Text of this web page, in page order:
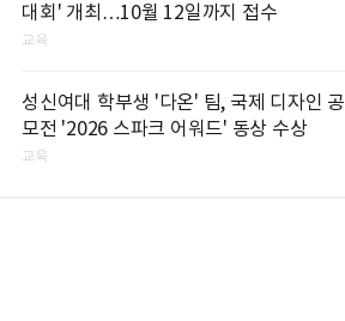
대회' 개최…10월 12일까지 접수
교육
성신여대 학부생 '다온' 팀, 국제 디자인 공
모전 '2026 스파크 어워드' 동상 수상
교육